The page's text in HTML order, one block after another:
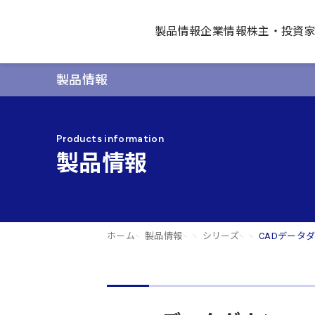
製品情報企業情報株主・投資
製品情報
Products information
製品情報
ホーム 製品情報 シリーズ CADデータ